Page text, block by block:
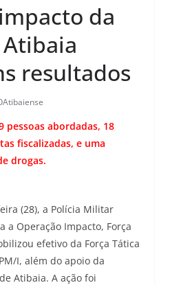
da
resultados
pessoas abordadas, 18
fiscalizadas, e uma
drogas.
(28), a Polícia Militar
a Operação Impacto, Força
efetivo da Força Tática
I, além do apoio da
Atibaia. A ação foi